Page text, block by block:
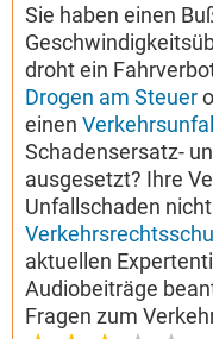
Sie haben einen
droht ein
Drogen am Steuer
einen Verkehrsunfall
Schadensersatz-
ausgesetzt? Ihre
Unfallschaden
aktuellen
Audiobeiträge
Fragen zum